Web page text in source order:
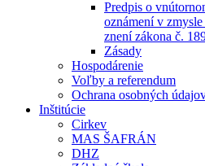
Predpis o
oznámení v
znení zákona č.
Zásady
Hospodárenie
Voľby a referendum
Ochrana osobných
Inštitúcie
Cirkev
MAS ŠAFRÁN
DHZ